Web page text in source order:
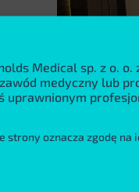
Medical sp. z o.
medyczny lub
uprawnionym
strony oznacza zgodę na